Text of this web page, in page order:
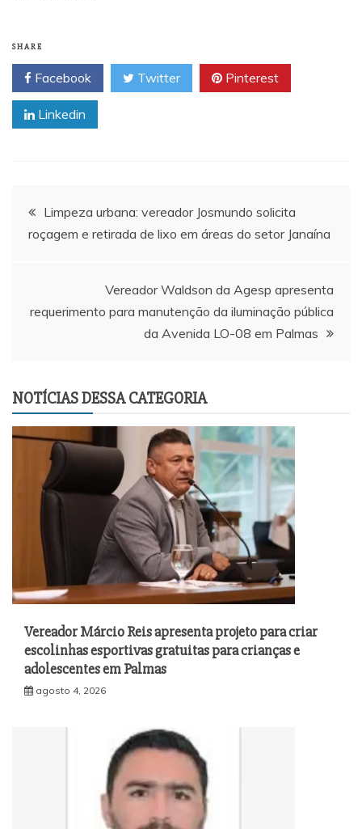
SHARE
Facebook Twitter Pinterest
Linkedin
Navegação
de
Limpeza urbana: vereador Josmundo solicita
roçagem e retirada de lixo em áreas do setor Janaína
Vereador Waldson da Agesp apresenta
requerimento para manutenção da iluminação pública
da Avenida LO-08 em Palmas
NOTÍCIAS DESSA CATEGORIA
Vereador Márcio Reis apresenta projeto para criar
escolinhas esportivas gratuitas para crianças e
adolescentes em Palmas
agosto 4, 2026